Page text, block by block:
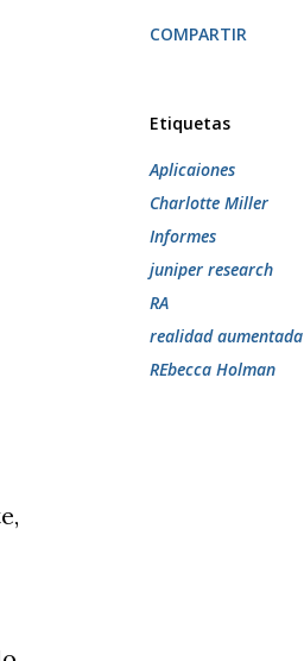
COMPARTIR
Etiquetas
Aplicaiones
Charlotte Miller
Informes
juniper research
RA
realidad aumentada
REbecca Holman